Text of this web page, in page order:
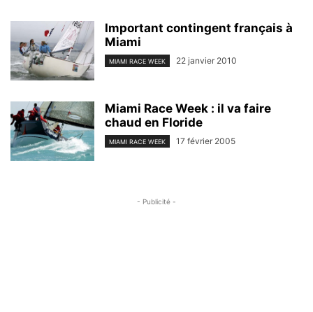
Important contingent français à
Miami
MIAMI RACE WEEK 22 janvier 2010
Miami Race Week : il va faire
chaud en Floride
MIAMI RACE WEEK 17 février 2005
- Publicité -